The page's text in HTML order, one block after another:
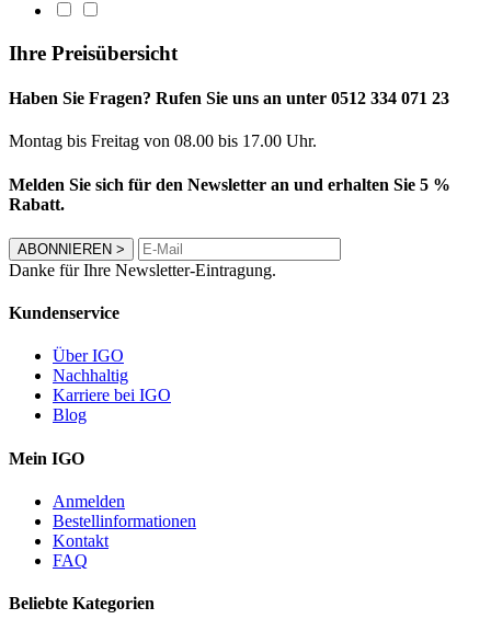
Ihre Preisübersicht
Haben Sie Fragen? Rufen Sie uns an unter 0512 334 071 23
Montag bis Freitag von 08.00 bis 17.00 Uhr.
Melden Sie sich für den Newsletter an und erhalten Sie 5 %
Rabatt.
ABONNIEREN >
Danke für Ihre Newsletter-Eintragung.
Kundenservice
Über IGO
Nachhaltig
Karriere bei IGO
Blog
Mein IGO
Anmelden
Bestellinformationen
Kontakt
FAQ
Beliebte Kategorien